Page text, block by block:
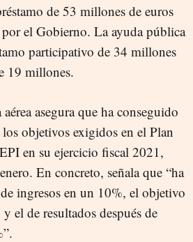
de 53 millones de euros
el Gobierno. La ayuda pública
participativo de 34 millones
19 millones.
asegura que ha conseguido
objetivos exigidos en el Plan
en su ejercicio fiscal 2021,
En concreto, señala que “ha
ingresos en un 10%, el objetivo
el de resultados después de